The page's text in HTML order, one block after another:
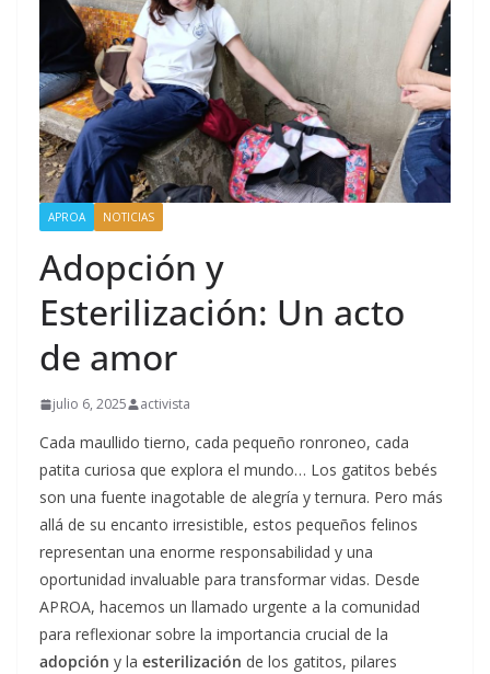
APROA NOTICIAS
Adopción y
Esterilización: Un acto
de amor
julio 6, 2025 activista
Cada maullido tierno, cada pequeño ronroneo, cada
patita curiosa que explora el mundo… Los gatitos bebés
son una fuente inagotable de alegría y ternura. Pero más
allá de su encanto irresistible, estos pequeños felinos
representan una enorme responsabilidad y una
oportunidad invaluable para transformar vidas. Desde
APROA, hacemos un llamado urgente a la comunidad
para reflexionar sobre la importancia crucial de la
adopción y la esterilización de los gatitos, pilares